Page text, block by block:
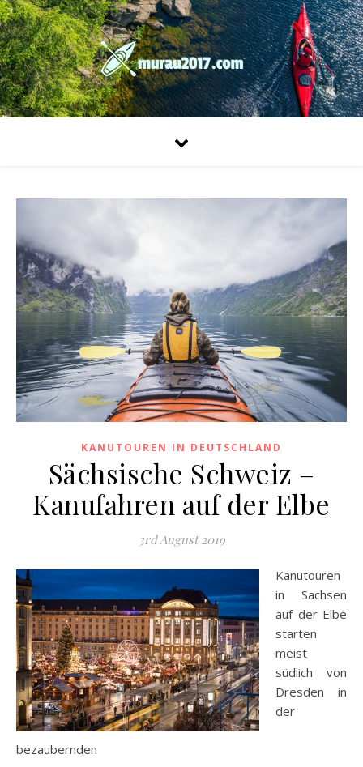
KANUTOUREN IN DEUTSCHLAND
Sächsische Schweiz –
Kanufahren auf der Elbe
3rd August 2019
Kanutouren
in Sachsen
auf der Elbe
starten
meist
südlich von
Dresden in
der
bezaubernden